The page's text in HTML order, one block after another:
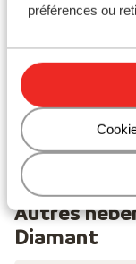
préférences ou
environ 500
Forfait,
Forfait
Matériel
Autres
Diamant